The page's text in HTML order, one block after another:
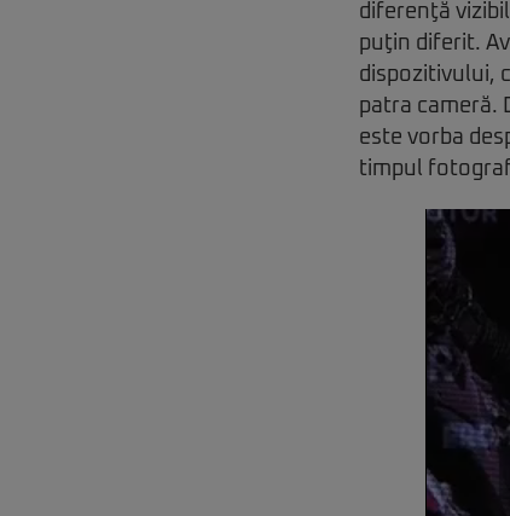
diferenţă
puţin diferit.
dispozitivului,
patra cameră.
este vorba
timpul